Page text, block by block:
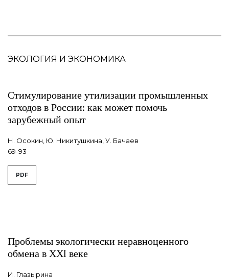
ЭКОЛОГИЯ И ЭКОНОМИКА
Стимулирование утилизации промышленных
отходов в России: как может помочь
зарубежный опыт
Н. Осокин, Ю. Никитушкина, У. Бачаев
69-93
PDF
Проблемы экологически неравноценного
обмена в ХХI веке
И. Глазырина